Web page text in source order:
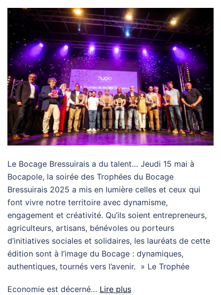
Le Bocage Bressuirais a du talent… Jeudi 15 mai à
Bocapole, la soirée des Trophées du Bocage
Bressuirais 2025 a mis en lumière celles et ceux qui
font vivre notre territoire avec dynamisme,
engagement et créativité. Qu’ils soient entrepreneurs,
agriculteurs, artisans, bénévoles ou porteurs
d’initiatives sociales et solidaires, les lauréats de cette
édition sont à l’image du Bocage : dynamiques,
authentiques, tournés vers l’avenir. » Le Trophée
Economie est décerné… Lire plus